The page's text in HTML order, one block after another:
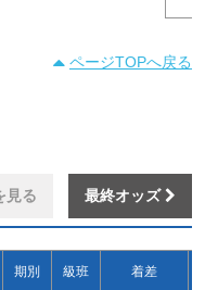
ページTOPへ戻る
見る 最終オッズ
期別 級班 着差